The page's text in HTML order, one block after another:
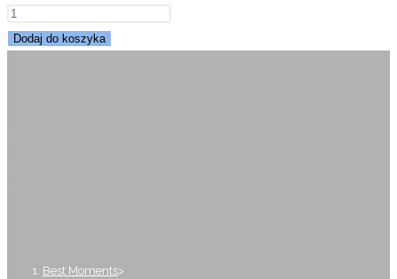
Dodaj do koszyka
Best Moments>